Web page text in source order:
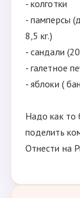
- колготки
- памперсы
8,5 кг.)
- сандали
- галетное
- яблоки (
Надо как то
поделить
Отнести на